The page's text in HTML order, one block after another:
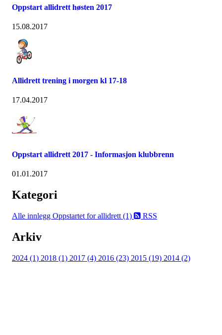
Oppstart allidrett høsten 2017
15.08.2017
Allidrett trening i morgen kl 17-18
17.04.2017
Oppstart allidrett 2017 - Informasjon klubbrenn
01.01.2017
Kategori
Alle innlegg Oppstartet for allidrett (1) RSS
Arkiv
2024 (1) 2018 (1) 2017 (4) 2016 (23) 2015 (19) 2014 (2)